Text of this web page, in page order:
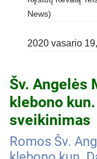
News)
2020 vasario
Šv. Angelės
klebono
sveikinimas
Romos Šv.